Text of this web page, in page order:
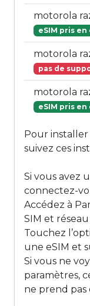
motorola
eSIM pris en
motorola
pas de
motorola
eSIM pris en
Pour
suivez ces
Si vous avez
connectez-
Accédez à
SIM et
Touchez
une eSIM et
Si vous ne
paramètres,
ne prend pas